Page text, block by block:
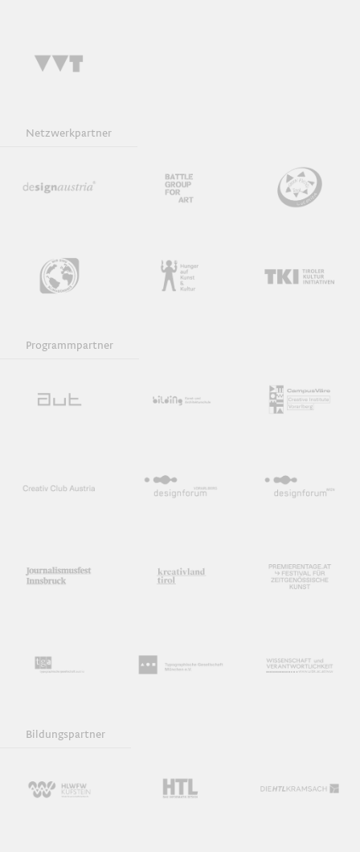
Diskussion
Download iCal
Netzwerkpartner
Programmpartner
Bildungspartner